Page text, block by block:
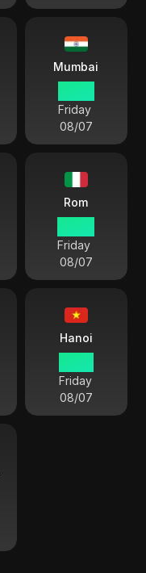
Mumbai
Friday
08/07
Rom
Friday
08/07
Hanoi
Friday
08/07